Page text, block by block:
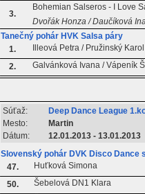
3.
Bohemian Salseros - I Love
Dvořák Honza / Daučíková
Tanečný pohár HVK Salsa páry
1.
Illeová Petra / Pružinský Karol
2.
Galvánková Ivana / Vápeník
Súťaž:
Deep Dance League
Mesto:
Martin
Dátum:
12.01.2013 - 13.01.2013
Slovenský pohár DVK Disco Dance
47.
Huťková Simona
50.
Šebelová DN1 Klara